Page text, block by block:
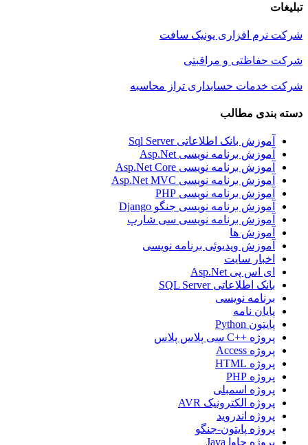
تبلیغات
شرکت نرم افزاری یونیک سافت
شرکت حفاظتی و مراقبتی
شرکت خدمات حسابداری تراز محاسبه
دسته بندی مطالب
آموزش بانک اطلاعاتی Sql Server
آموزش برنامه نویسی Asp.Net
آموزش برنامه نویسی Asp.Net Core
آموزش برنامه نویسی Asp.Net MVC
آموزش برنامه نویسی PHP
آموزش برنامه نویسی جنگو Django
آموزش برنامه نویسی سی شارپ
آموزش ها
آموزش ویدیوئی برنامه نویسی
اخبار سایت
ای اس پی Asp.Net
بانک اطلاعاتی SQL Server
برنامه نویسی
پایان نامه
پایتون Python
پروژه ++C سی پلاس پلاس
پروژه Access
پروژه HTML
پروژه PHP
پروژه اسمبلی
پروژه الکترونیک AVR
پروژه اندروید
پروژه پایتون-جنگو
پروژه جاوا Java